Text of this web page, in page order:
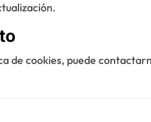
de cookies, puede